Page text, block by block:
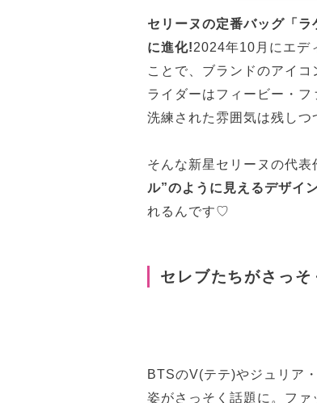
セリーヌの定番バッグ「
に進化!2024年10月にエデ
ことで、ブランドのアイコ
ライダーはフィービー・
洗練された雰囲気は残しつ
そんな新星セリーヌの代表
ル”のように見えるデザイ
れるんです♡
セレブたちがさっそ
BTSのV(テテ)やジュリア
姿がさっそく話題に。フ